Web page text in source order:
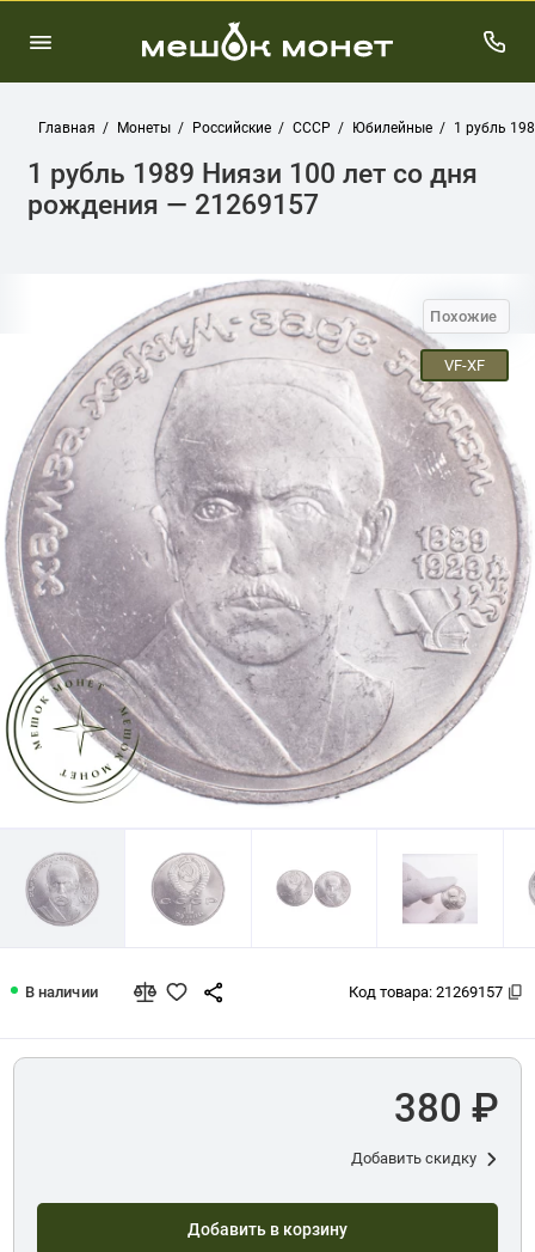
Главная Монеты Российские СССР Юбилейные 1 рубль
1 рубль 1989 Ниязи 100 лет со дня
рождения — 21269157
Похожие
VF-XF
В наличии Код товара: 21269157
380 ₽
Добавить скидку
Добавить в корзину